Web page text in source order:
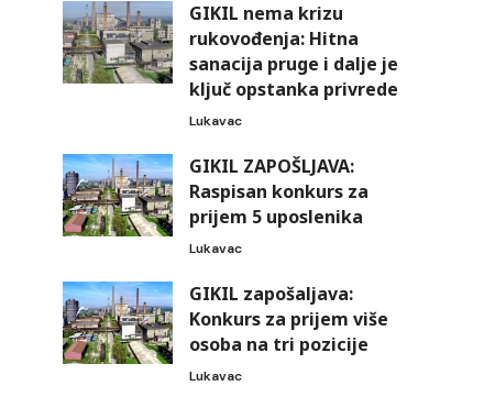
GIKIL nema krizu
rukovođenja: Hitna
sanacija pruge i dalje je
ključ opstanka privrede
Lukavac
GIKIL ZAPOŠLJAVA:
Raspisan konkurs za
prijem 5 uposlenika
Lukavac
GIKIL zapošaljava:
Konkurs za prijem više
osoba na tri pozicije
Lukavac